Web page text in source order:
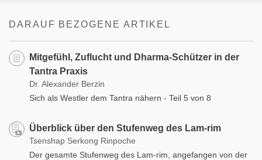
DARAUF BEZOGENE ARTIKEL
Mitgefühl, Zuflucht und Dharma-Schützer in der
Tantra Praxis
Dr. Alexander Berzin
Sich als Westler dem Tantra nähern - Teil 5 von 8
Überblick über den Stufenweg des Lam-rim
Tsenshap Serkong Rinpoche
Der gesamte Stufenweg des Lam-rim, angefangen von der